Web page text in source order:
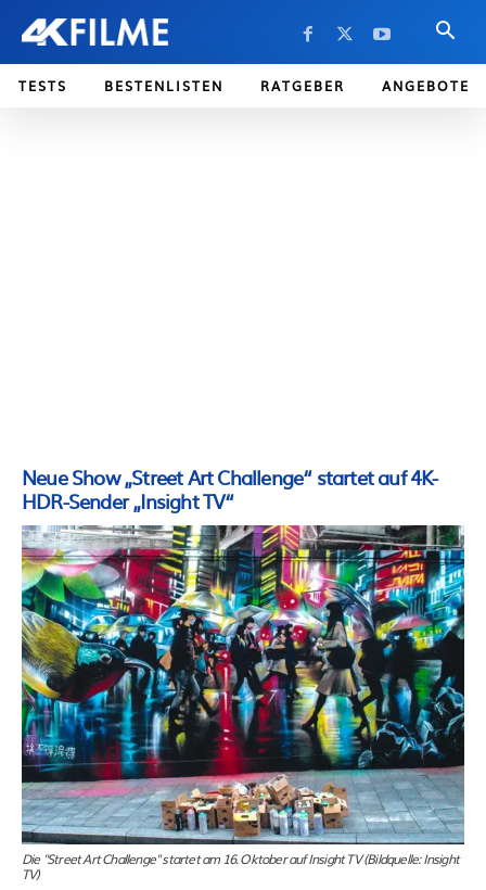
TESTS BESTENLISTEN RATGEBER ANGEBOTE
Neue Show „Street Art Challenge“ startet auf 4K-
HDR-Sender „Insight TV“
Die "Street Art Challenge" startet am 16. Oktober auf Insight TV (Bildquelle: Insight
TV)